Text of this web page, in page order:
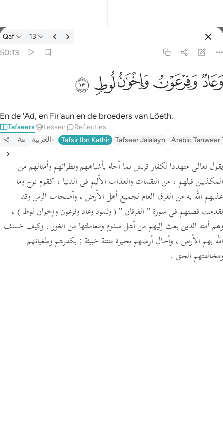
Tafseer: Qaf 50:13
Qaf 13
50:13
وَعَادٌۭ وَفِرْعَوْنُ وَإِخْوَٰنُ لُوطٍۢ ١٣
ﲳﲴﲵﲶﲷ
En de 'Ad, en Fir'aun en de broeders van Lôeth.
Tafseers Lessen Reflecties
Aa العربية Tafsir Ibn Kathir Tafseer Jalalayn Arabic Tanweer
يقول تعالى متهددا لكفار قريش بما أحله بأشباههم ونظرائهم وأمثالهم من
المكذبين قبلهم ، من النقمات والعذاب الأليم في الدنيا ، كقوم نوح وما
عذبهم الله به من الغرق العام لجميع أهل الأرض ، وأصحاب الرس وقد
تقدمت قصتهم في سورة " الفرقان " ( وثمود وعاد وفرعون وإخوان لوط ) ،
وهم أمته الذين بعث إليهم من أهل سدوم ومعاملتها من الغور ، وكيف خسف
الله بهم الأرض ، وأحال أرضهم بحيرة منتنة خبيثة ; بكفرهم وطغيانهم
ومخالفتهم الحق .